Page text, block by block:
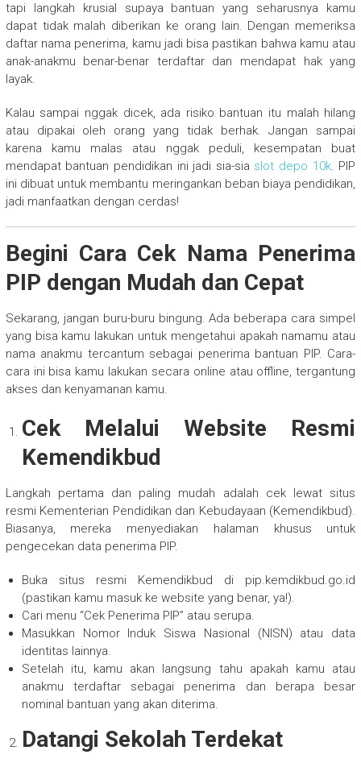
tapi langkah krusial supaya bantuan yang seharusnya kamu
dapat tidak malah diberikan ke orang lain. Dengan memeriksa
daftar nama penerima, kamu jadi bisa pastikan bahwa kamu atau
anak-anakmu benar-benar terdaftar dan mendapat hak yang
layak.
Kalau sampai nggak dicek, ada risiko bantuan itu malah hilang
atau dipakai oleh orang yang tidak berhak. Jangan sampai
karena kamu malas atau nggak peduli, kesempatan buat
mendapat bantuan pendidikan ini jadi sia-sia slot depo 10k. PIP
ini dibuat untuk membantu meringankan beban biaya pendidikan,
jadi manfaatkan dengan cerdas!
Begini Cara Cek Nama Penerima
PIP dengan Mudah dan Cepat
Sekarang, jangan buru-buru bingung. Ada beberapa cara simpel
yang bisa kamu lakukan untuk mengetahui apakah namamu atau
nama anakmu tercantum sebagai penerima bantuan PIP. Cara-
cara ini bisa kamu lakukan secara online atau offline, tergantung
akses dan kenyamanan kamu.
Cek Melalui Website Resmi
Kemendikbud
Langkah pertama dan paling mudah adalah cek lewat situs
resmi Kementerian Pendidikan dan Kebudayaan (Kemendikbud).
Biasanya, mereka menyediakan halaman khusus untuk
pengecekan data penerima PIP.
Buka situs resmi Kemendikbud di pip.kemdikbud.go.id
(pastikan kamu masuk ke website yang benar, ya!).
Cari menu “Cek Penerima PIP” atau serupa.
Masukkan Nomor Induk Siswa Nasional (NISN) atau data
identitas lainnya.
Setelah itu, kamu akan langsung tahu apakah kamu atau
anakmu terdaftar sebagai penerima dan berapa besar
nominal bantuan yang akan diterima.
Datangi Sekolah Terdekat